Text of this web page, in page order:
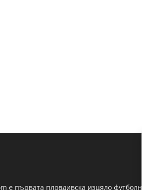
е първата пловдивска изцяло футболна